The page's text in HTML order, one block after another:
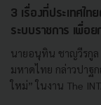
3 เรื่องที่ประเทศไ
ระบบราชการ เพื่อ
นายอนุทิน ชาญวีรกูล
มหาดไทย กล่าวปาฐ
ใหม่” ในงาน The